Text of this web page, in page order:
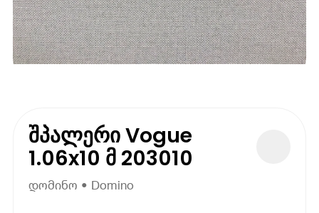
შპალერი Vogue
1.06x10 მ 203010
დომინო • Domino